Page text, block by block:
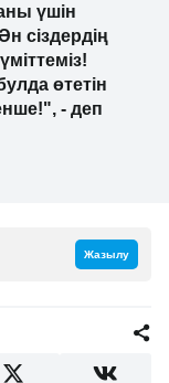
үшін
сіздердің
өтетін
- деп
Жазылу